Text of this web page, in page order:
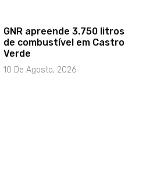
GNR apreende 3.750 litros
de combustível em Castro
Verde
10 De Agosto, 2026